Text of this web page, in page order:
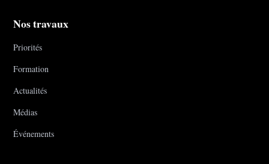
Nos travaux
Priorités
Formation
Actualités
Médias
Événements